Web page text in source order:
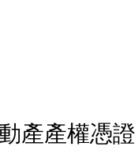
產權憑證